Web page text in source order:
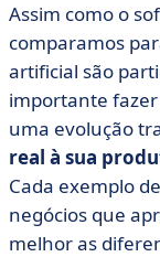
• Tabela para
seu
• Quais são os
cliente?
• Rumo a um
aprimorado
• Perguntas
cliente
Assim como o
comparamos
artificial são
importante fazer
uma evolução
real à sua
Cada exemplo
negócios que
melhor as